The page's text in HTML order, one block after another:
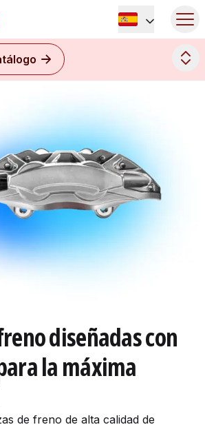
diseñadas con
la máxima
de freno de alta calidad de